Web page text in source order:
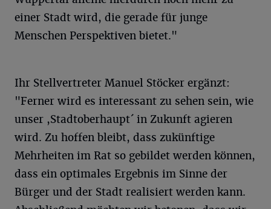
einer Stadt wird, die gerade für junge
Menschen Perspektiven bietet."
Ihr Stellvertreter Manuel Stöcker ergänzt:
"Ferner wird es interessant zu sehen sein, wie
unser ,Stadtoberhaupt´ in Zukunft agieren
wird. Zu hoffen bleibt, dass zukünftige
Mehrheiten im Rat so gebildet werden können,
dass ein optimales Ergebnis im Sinne der
Bürger und der Stadt realisiert werden kann.